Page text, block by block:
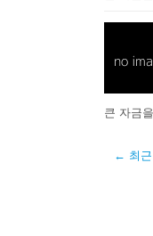
큰 자금
← 최근